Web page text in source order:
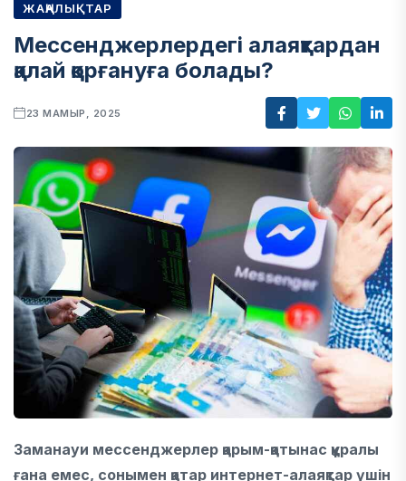
ЖАҢАЛЫҚТАР
Мессенджерлердегі алаяқтардан
қалай қорғануға болады?
23 МАМЫР, 2025
Заманауи мессенджерлер қарым-қатынас құралы
ғана емес, сонымен қатар интернет-алаяқтар үшін